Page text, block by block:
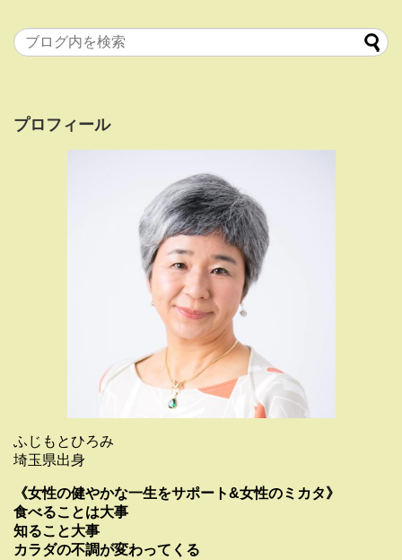
プロフィール
ふじもとひろみ
埼玉県出身
《女性の健やかな一生をサポート&女性のミカタ》
食べることは大事
知ること大事
カラダの不調が変わってくる